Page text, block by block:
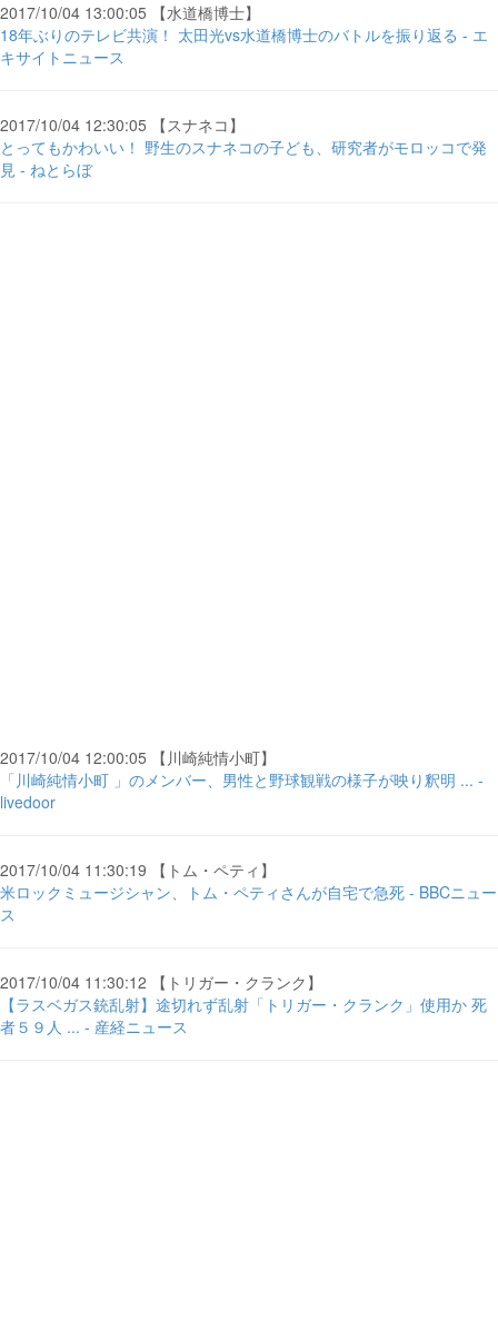
2017/10/04 13:00:05 【水道橋博士】
18年ぶりのテレビ共演！ 太田光vs水道橋博士のバトルを振り返る - エ
キサイトニュース
2017/10/04 12:30:05 【スナネコ】
とってもかわいい！ 野生のスナネコの子ども、研究者がモロッコで発
見 - ねとらぼ
2017/10/04 12:00:05 【川崎純情小町】
「川崎純情小町 」のメンバー、男性と野球観戦の様子が映り釈明 ... -
livedoor
2017/10/04 11:30:19 【トム・ペティ】
米ロックミュージシャン、トム・ペティさんが自宅で急死 - BBCニュー
ス
2017/10/04 11:30:12 【トリガー・クランク】
【ラスベガス銃乱射】途切れず乱射「トリガー・クランク」使用か 死
者５９人 ... - 産経ニュース